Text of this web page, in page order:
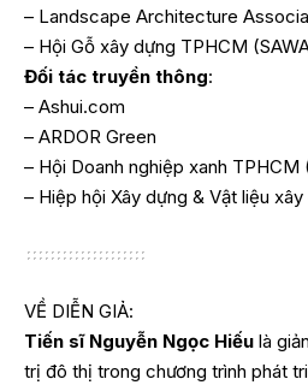
– Landscape Architecture
– Hội Gỗ xây dựng TPHCM
Đối tác truyền thông:
– Ashui.com
– ARDOR Green
– Hội Doanh nghiệp xanh TPHCM
– Hiệp hội Xây dựng & Vật liệu
VỀ DIỄN GIẢ:
Tiến sĩ Nguyễn Ngọc Hiếu là
trị đô thị trong chương trình phát